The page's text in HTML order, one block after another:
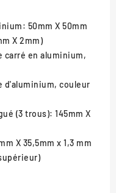
50mm X 50mm
X 2mm)
carré en aluminium,
d'aluminium, couleur
(3 trous): 145mm X
X 35,5mm x 1,3 mm